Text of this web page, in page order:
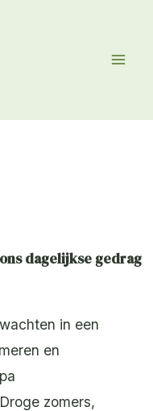
dagelijkse gedrag
in een
en
zomers,